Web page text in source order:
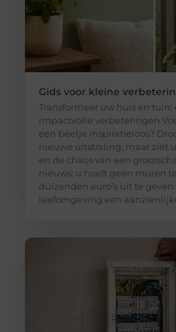
Gids voor kleine
Transformeer uw huis en tuin:
impactvolle verbeteringen
een beetje inspiratieloos?
nieuwe uitstraling, maar ziet
en de chaos van een
nieuws: u hoeft geen muren
duizenden euro’s uit te
leefomgeving een